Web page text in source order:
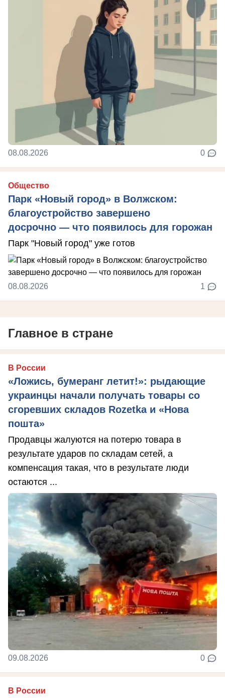
08.08.2026 0
Общество
Парк «Новый город» в Волжском:
благоустройство завершено
досрочно — что появилось для горожан
Парк "Новый город" уже готов
08.08.2026 1
Главное в стране
В России
«Ложись, бумеранг летит!»: рыдающие
украинцы начали получать товары со
сгоревших складов Rozetka и «Нова
пошта»
Продавцы жалуются на потерю товара в
результате ударов по складам сетей, а
компенсация такая, что в результате люди
остаются ...
09.08.2026 0
В России